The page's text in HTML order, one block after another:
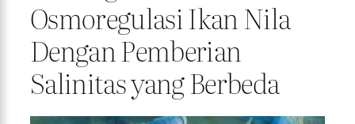
Osmoregulasi Ikan Nila
Dengan Pemberian
Salinitas yang Berbeda